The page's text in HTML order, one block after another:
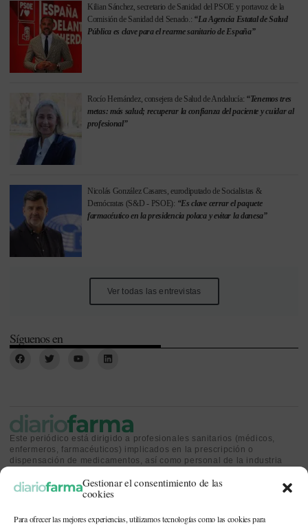
Gestionar el consentimiento de las
cookies
Para ofrecer las mejores experiencias, utilizamos tecnologías como las cookies para
Kilian Sánchez, secretario de Sanidad del PSOE y portavoz de la
Comisión de Sanidad del Senado.: “La Agencia Estatal de Salud
Pública es clave para el rearme sanitario de España”
Rocío Hernández, consejera de Salud de Andalucía: “Tenemos tres
metas: más salud; recuperar la confianza del paciente y cuidar al
profesional”
Nicolás González Casares, eurodiputado de Socialistas &
Demócratas (S&D - PSOE): “Es clave cerrar el paquete
farmacéutico en la presidencia polaca y evitar la danesa”
Ver todas las entrevistas
Síguenos en
Este periódico está dirigido a profesionales sanitarios (médicos,
enfermeros, farmacéuticos) implicados en la prescripción o
dispensación de medicamentos, así como personal de la industria
sanitaria.